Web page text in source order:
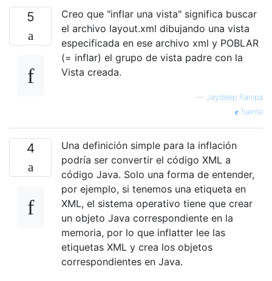
5
Creo que "inflar una vista" significa buscar
el archivo layout.xml dibujando una vista
especificada en ese archivo xml y POBLAR
(= inflar) el grupo de vista padre con la
Vista creada.
— Jaydeep Ranipa
fuente
4
Una definición simple para la inflación
podría ser convertir el código XML a
código Java. Solo una forma de entender,
por ejemplo, si tenemos una etiqueta en
XML, el sistema operativo tiene que crear
un objeto Java correspondiente en la
memoria, por lo que inflatter lee las
etiquetas XML y crea los objetos
correspondientes en Java.